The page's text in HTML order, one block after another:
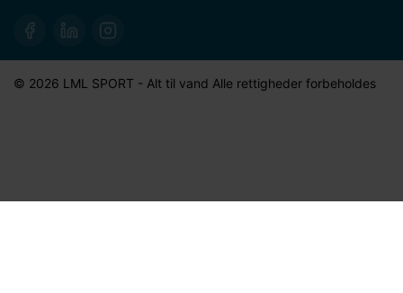
© 2026 LML SPORT - Alt til vand Alle rettigheder forbeholdes